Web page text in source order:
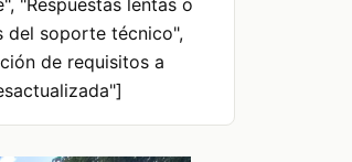
del soporte técnico",
de requisitos a